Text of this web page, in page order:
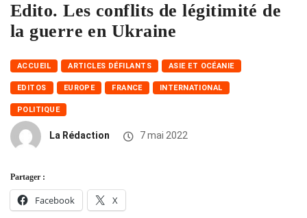
Edito. Les conflits de légitimité de
la guerre en Ukraine
ACCUEIL ARTICLES DÉFILANTS ASIE ET OCÉANIE
EDITOS EUROPE FRANCE INTERNATIONAL
POLITIQUE
La Rédaction 7 mai 2022
Partager :
Facebook X